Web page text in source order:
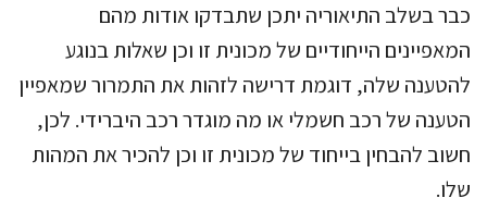
כבר בשלב התיאוריה יתכן שתבדקו אודות מהם
המאפיינים הייחודיים של מכונית זו וכן שאלות בנוגע
להטענה שלה, דוגמת דרישה לזהות את התמרור שמאפיין
הטענה של רכב חשמלי או מה מוגדר רכב היברידי. לכן,
חשוב להבחין בייחוד של מכונית זו וכן להכיר את המהות
שלו.